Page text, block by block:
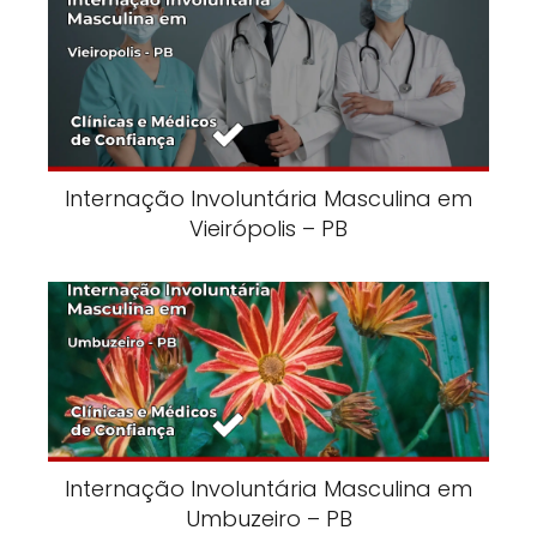
Internação Involuntária Masculina em
Vieirópolis – PB
Internação Involuntária Masculina em
Umbuzeiro – PB